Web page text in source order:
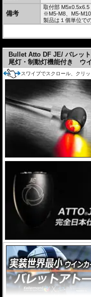
き装置の指定を受けた方向指示
車検時には本体に刻印または印刷
車検適合についての詳細はこちら
※12V ハロゲン仕様車両は別途ハ
・レギュレータ検索からご確認く
※12V LED仕様車両は別途LED仕
・一部車両を除く。レギュレータ
5V-9V仕様車は昇圧ユニット
※他社製レギュレータ、リレー等
す。レギュレータや、リレーを
※旧車のオルタネータ、レギュ
合、またバッテリーレス仕様車
ず行ってください。そのままでは
い場合、保証対象外となります。
国内正規品は 日本仕様品
国内正規Kellermann商品は日本マ
です。
国内販売開始当初、原因不明の不具
の基準以上に発生していました。弊
ではこの原因を徹底調査。お客様の
報を頂き、様々な検証の結果、原
日本の高温多湿な気候でした。
20年1月以降の 国内正規Kellermann
ット専用の製造工程/検査工程を経た
なる強化が行われ、ボディにはそ
不良率0.2%以下を達成しています。
JEの刻印、弊社発行保証書が同梱
弊社とKellermann社では現在でも
備考
取付部 M5x0.5x6.5
※M5-M8、M5-
製品は１個単位で
Bullet Atto DF JE/ バレッ
尾灯・制動灯機能付き ウ
スワイプでスクロール、クリ